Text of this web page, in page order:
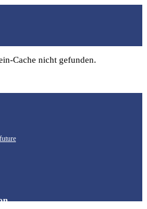
Cache nicht gefunden.